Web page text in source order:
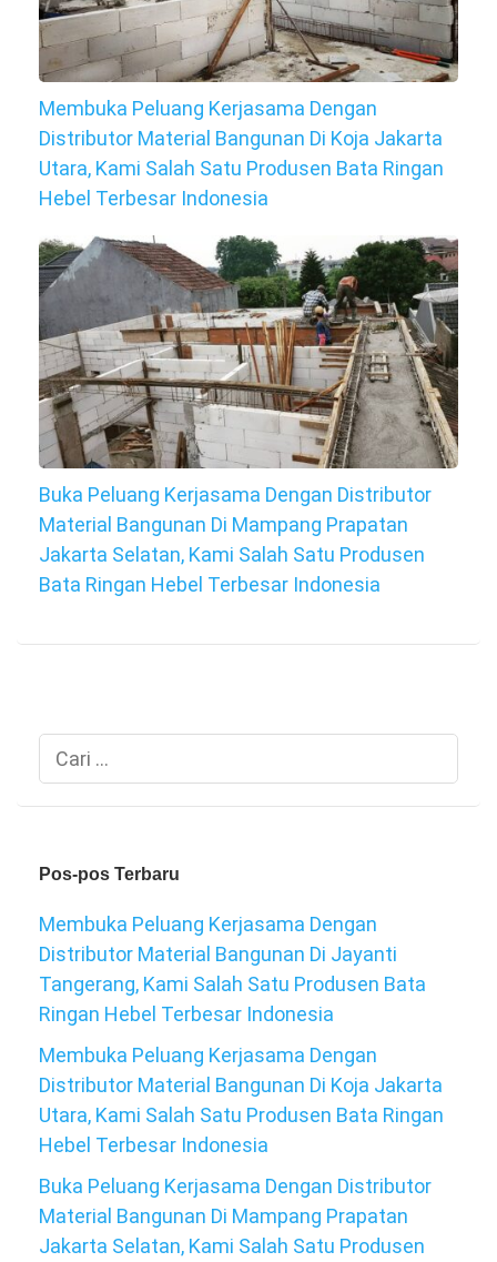
Membuka Peluang Kerjasama Dengan
Distributor Material Bangunan Di Koja Jakarta
Utara, Kami Salah Satu Produsen Bata Ringan
Hebel Terbesar Indonesia
Buka Peluang Kerjasama Dengan Distributor
Material Bangunan Di Mampang Prapatan
Jakarta Selatan, Kami Salah Satu Produsen
Bata Ringan Hebel Terbesar Indonesia
Cari
untuk:
Pos-pos Terbaru
Membuka Peluang Kerjasama Dengan
Distributor Material Bangunan Di Jayanti
Tangerang, Kami Salah Satu Produsen Bata
Ringan Hebel Terbesar Indonesia
Membuka Peluang Kerjasama Dengan
Distributor Material Bangunan Di Koja Jakarta
Utara, Kami Salah Satu Produsen Bata Ringan
Hebel Terbesar Indonesia
Buka Peluang Kerjasama Dengan Distributor
Material Bangunan Di Mampang Prapatan
Jakarta Selatan, Kami Salah Satu Produsen